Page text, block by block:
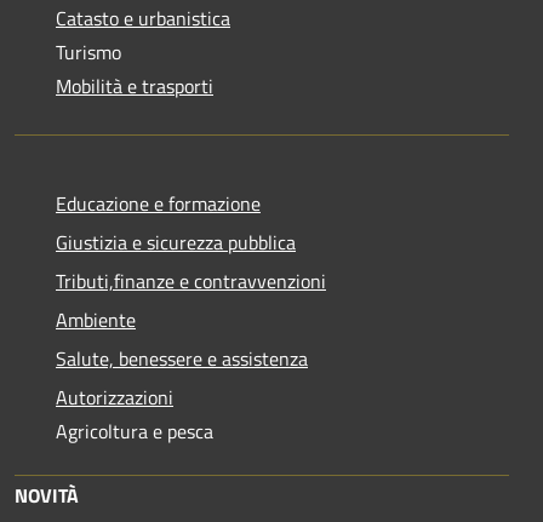
Catasto e urbanistica
Turismo
Mobilità e trasporti
Educazione e formazione
Giustizia e sicurezza pubblica
Tributi,finanze e contravvenzioni
Ambiente
Salute, benessere e assistenza
Autorizzazioni
Agricoltura e pesca
NOVITÀ